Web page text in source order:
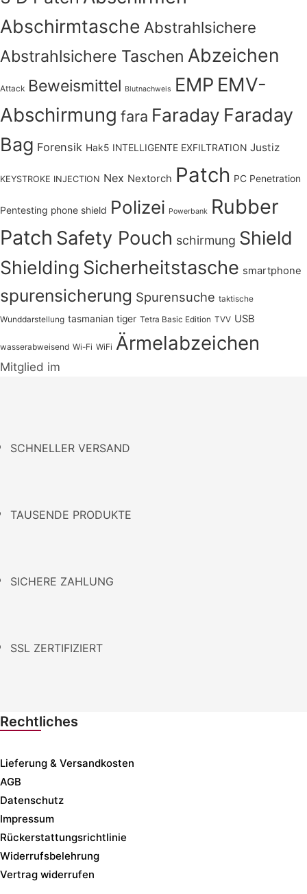
Abschirmtasche Abstrahlsichere
Abstrahlsichere Taschen Abzeichen
Attack Beweismittel Blutnachweis EMP EMV-
Abschirmung fara Faraday Faraday
Bag Forensik Hak5 INTELLIGENTE EXFILTRATION Justiz
KEYSTROKE INJECTION Nex Nextorch Patch PC Penetration
Pentesting phone shield Polizei Powerbank Rubber
Patch Safety Pouch schirmung Shield
Shielding Sicherheitstasche smartphone
spurensicherung Spurensuche taktische
Wunddarstellung tasmanian tiger Tetra Basic Edition TVV USB
wasserabweisend Wi-Fi WiFi Ärmelabzeichen
Mitglied im
SCHNELLER VERSAND
TAUSENDE PRODUKTE
SICHERE ZAHLUNG
SSL ZERTIFIZIERT
Rechtliches
Lieferung & Versandkosten
AGB
Datenschutz
Impressum
Rückerstattungsrichtlinie
Widerrufsbelehrung
Vertrag widerrufen